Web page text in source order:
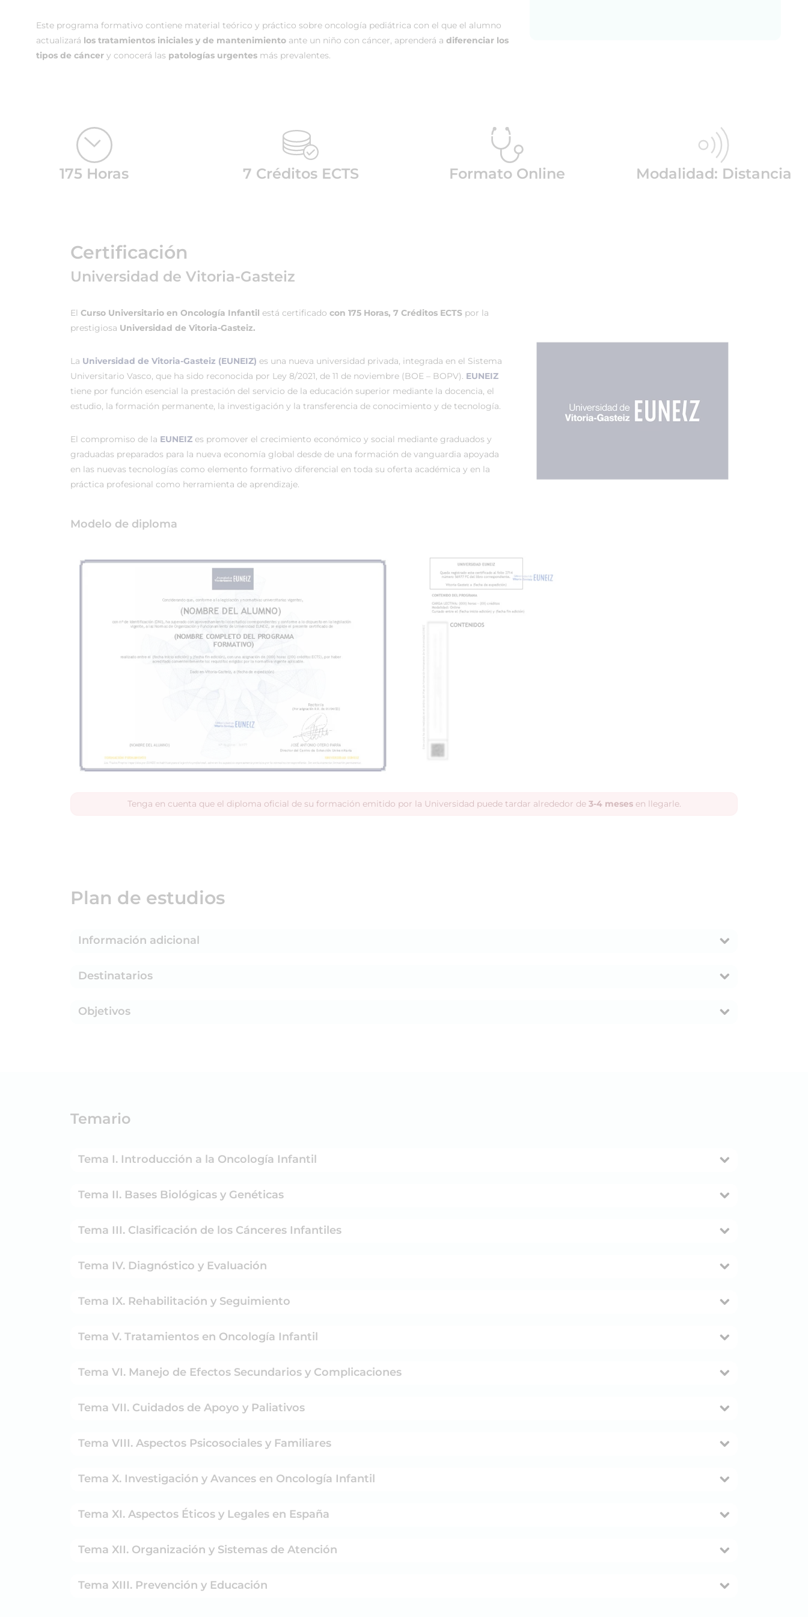
Este programa formativo contiene material teórico y práctico sobre oncología pediátrica con el que el alumno
actualizará los tratamientos iniciales y de mantenimiento ante un niño con cáncer, aprenderá a diferenciar los
tipos de cáncer y conocerá las patologías urgentes más prevalentes.
175 Horas 7 Créditos ECTS Formato Online Modalidad: Distancia
Certificación
Universidad de Vitoria-Gasteiz
El Curso Universitario en Oncología Infantil está certificado con 175 Horas, 7 Créditos ECTS por la
prestigiosa Universidad de Vitoria-Gasteiz.
La Universidad de Vitoria-Gasteiz (EUNEIZ) es una nueva universidad privada, integrada en el Sistema
Universitario Vasco, que ha sido reconocida por Ley 8/2021, de 11 de noviembre (BOE – BOPV). EUNEIZ
tiene por función esencial la prestación del servicio de la educación superior mediante la docencia, el
estudio, la formación permanente, la investigación y la transferencia de conocimiento y de tecnología.
El compromiso de la EUNEIZ es promover el crecimiento económico y social mediante graduados y
graduadas preparados para la nueva economía global desde de una formación de vanguardia apoyada
en las nuevas tecnologías como elemento formativo diferencial en toda su oferta académica y en la
práctica profesional como herramienta de aprendizaje.
Modelo de diploma
Tenga en cuenta que el diploma oficial de su formación emitido por la Universidad puede tardar alrededor de 3-4 mesesen llegarle.
Plan de estudios
Información adicional
Destinatarios
Objetivos
Temario
Tema I. Introducción a la Oncología Infantil
Tema II. Bases Biológicas y Genéticas
Tema III. Clasificación de los Cánceres Infantiles
Tema IV. Diagnóstico y Evaluación
Tema IX. Rehabilitación y Seguimiento
Tema V. Tratamientos en Oncología Infantil
Tema VI. Manejo de Efectos Secundarios y Complicaciones
Tema VII. Cuidados de Apoyo y Paliativos
Tema VIII. Aspectos Psicosociales y Familiares
Tema X. Investigación y Avances en Oncología Infantil
Tema XI. Aspectos Éticos y Legales en España
Tema XII. Organización y Sistemas de Atención
Tema XIII. Prevención y Educación